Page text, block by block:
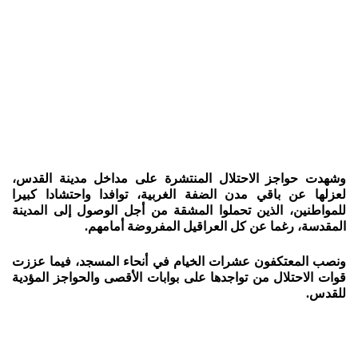
وشهدت حواجز الاحتلال المنتشرة على مداخل مدينة القدس،
لعزلها عن باقي مدن الضفة الغربية، توافدا واحتشادا كبيرا
للمواطنين، الذين تحملوا المشقة من أجل الوصول إلى المدينة
المقدسة، رغما عن كل العراقيل المفروضة أمامهم.
ونصب المعتكفون عشرات الخيام في أنحاء المسجد، فيما عززت
قوات الاحتلال من تواجدها على بوابات الأقصى والحواجز المؤدية
للقدس.